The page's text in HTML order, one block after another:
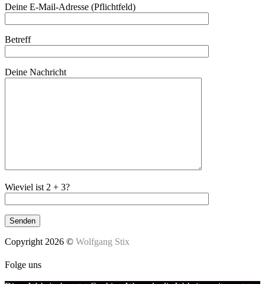
Deine E-Mail-Adresse (Pflichtfeld)
Betreff
Deine Nachricht
Wieviel ist 2 + 3?
Copyright 2026 © Wolfgang Stix
Folge uns